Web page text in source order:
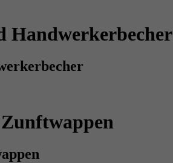
Handwerkerbecher